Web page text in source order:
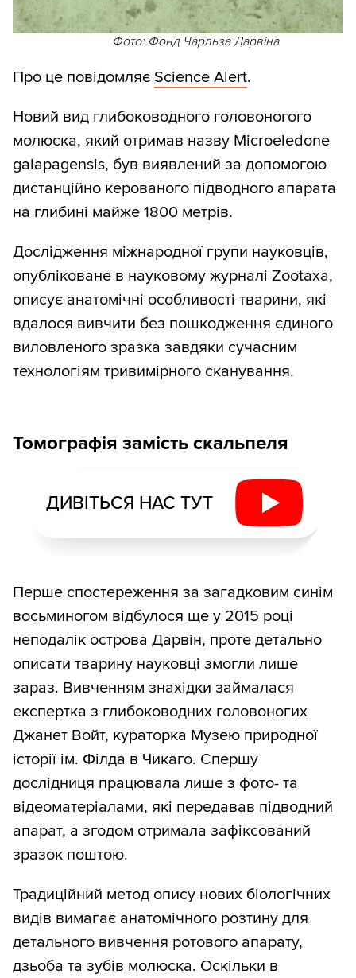
Фото: Фонд Чарльза Дарвіна
Про це повідомляє Science Alert.
Новий вид глибоководного головоногого
молюска, який отримав назву Microeledone
galapagensis, був виявлений за допомогою
дистанційно керованого підводного апарата
на глибині майже 1800 метрів.
Дослідження міжнародної групи науковців,
опубліковане в науковому журналі Zootaxa,
описує анатомічні особливості тварини, які
вдалося вивчити без пошкодження єдиного
виловленого зразка завдяки сучасним
технологіям тривимірного сканування.
Томографія замість скальпеля
ДИВІТЬСЯ НАС ТУТ
Перше спостереження за загадковим синім
восьминогом відбулося ще у 2015 році
неподалік острова Дарвін, проте детально
описати тварину науковці змогли лише
зараз. Вивченням знахідки займалася
експертка з глибоководних головоногих
Джанет Войт, кураторка Музею природної
історії ім. Філда в Чикаго. Спершу
дослідниця працювала лише з фото- та
відеоматеріалами, які передавав підводний
апарат, а згодом отримала зафіксований
зразок поштою.
Традиційний метод опису нових біологічних
видів вимагає анатомічного розтину для
детального вивчення ротового апарату,
дзьоба та зубів молюска. Оскільки в